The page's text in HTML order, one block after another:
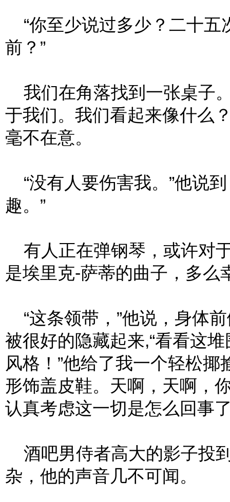
“你至少说过多少？二十五
前？”
我们在角落找到一张桌子
于我们。我们看起来像什么
毫不在意。
“没有人要伤害我。”他说
趣。”
有人正在弹钢琴，或许对
是埃里克-萨蒂的曲子，多么
“这条领带，”他说，身体
被很好的隐藏起来,“看看这
风格！”他给了我一个轻松
形饰盖皮鞋。天啊，天啊，
认真考虑这一切是怎么回事
酒吧男侍者高大的影子投
杂，他的声音几不可闻。